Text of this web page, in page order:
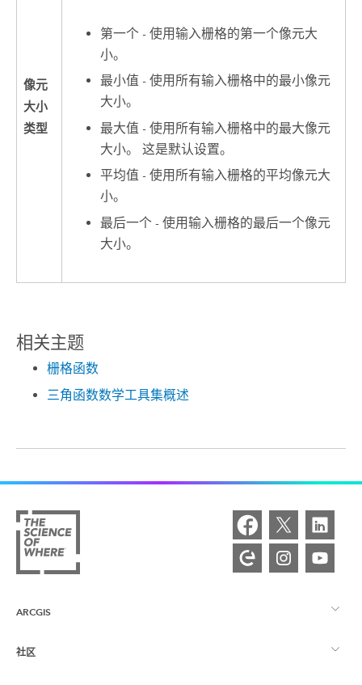
像元
大小
类型
第一个 - 使用输入栅格的第一个像元大
小。
最小值 - 使用所有输入栅格中的最小像元
大小。
最大值 - 使用所有输入栅格中的最大像元
大小。 这是默认设置。
平均值 - 使用所有输入栅格的平均像元大
小。
最后一个 - 使用输入栅格的最后一个像元
大小。
相关主题
栅格函数
三角函数数学工具集概述
ARCGIS
ArcGIS 概览
社区